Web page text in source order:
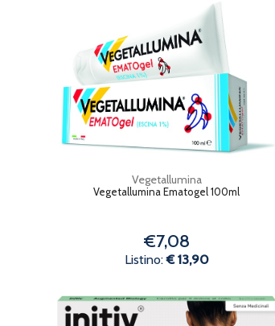
Vegetallumina
Vegetallumina Ematogel 100ml
€7,08
Listino:€ 13,90